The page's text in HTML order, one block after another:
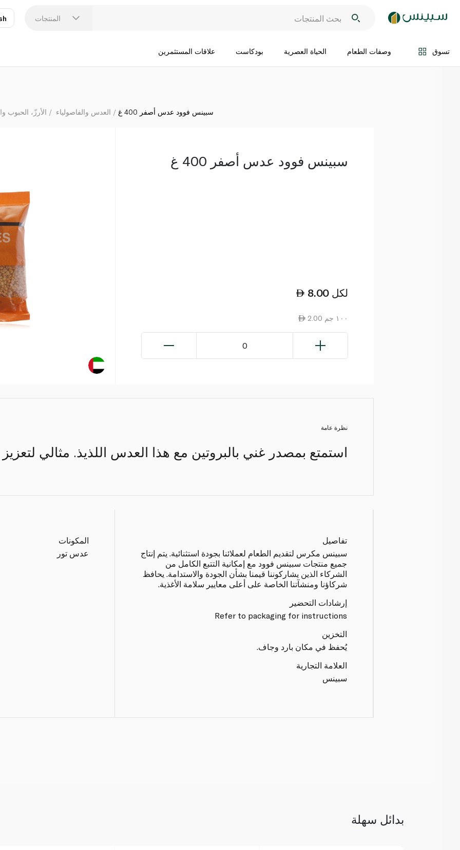
المنتجات
تسوق وصفات الطعام الحياة العصرية بودكاست علاقات المستثمرين
اضف الى السلة
الأرزّ، الحبوب العدس والفاصولياء سبينس فوود عدس أصفر 400 غ
سبينس فوود عدس أصفر 400 غ
8.00 لكل
2.00 ١٠٠ جم
0
نظرة عامة
استمتع بمصدر غني بالبروتين مع هذا العدس اللذيذ. مثالي
تفاصيل
سبينس مكرس لتقديم الطعام لعملائنا بجودة استثنائية. يتم إنتاج
جميع منتجات سبينس فوود مع إمكانية التتبع الكامل من
الشركاء الذين يشاركوننا قيمنا بشأن الجودة والاستدامة. يحافظ
شركاؤنا ومنشآتنا الخاصة على أعلى معايير سلامة الأغذية.
إرشادات التحضير
Refer to packaging for instructions
التخزين
يُحفظ في مكان بارد وجاف.
العلامة التجارية
سبينس
المكونات
عدس تور
بدائل سهلة